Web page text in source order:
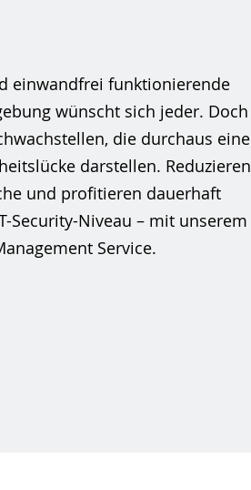
einwandfrei funktionierende
wünscht sich jeder. Doch
die durchaus eine
darstellen. Reduzieren
und profitieren dauerhaft
Security-Niveau – mit unserem
Service.